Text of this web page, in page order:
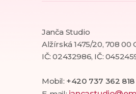
Janča Studio
Alžírská 1475/20, 708 00
IČ: 02432986, IČ:
Mobil: +420 737 362 818